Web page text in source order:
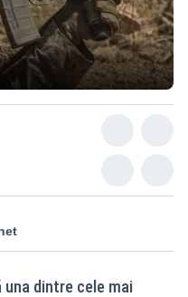
dintre cele mai